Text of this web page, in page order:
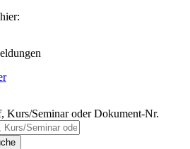
Kurs/Seminar oder Dokument-Nr.